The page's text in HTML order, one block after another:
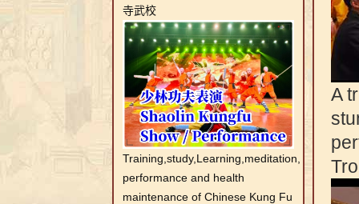
寺武校
Training,study,Learning,meditation,
performance and health
maintenance of Chinese Kung Fu
A